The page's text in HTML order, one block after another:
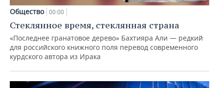
Общество 00:00
Стеклянное время, стеклянная страна
«Последнее гранатовое дерево» Бахтияра Али — редкий
для российского книжного поля перевод современного
курдского автора из Ирака